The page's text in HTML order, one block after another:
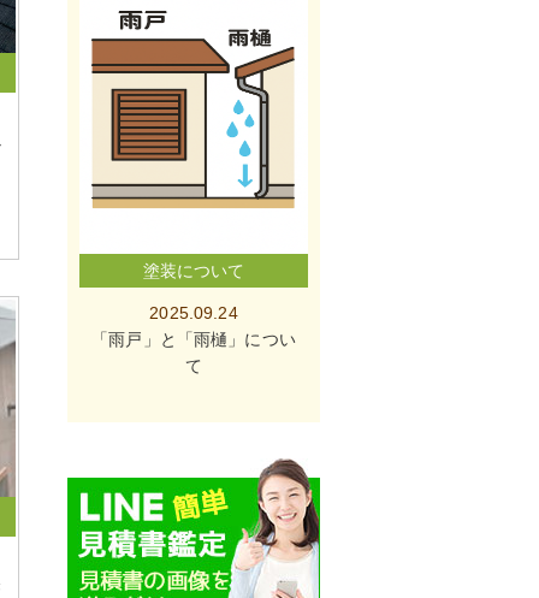
塗装について
2025.09.24
「雨戸」と「雨樋」につい
て